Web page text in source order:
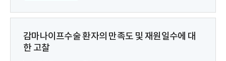
감마나이프수술 환자의 만족도 및 재원일수에 대
한 고찰